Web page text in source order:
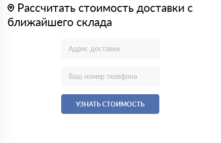
Рассчитать стоимость доставки с
ближайшего склада
УЗНАТЬ СТОИМОСТЬ